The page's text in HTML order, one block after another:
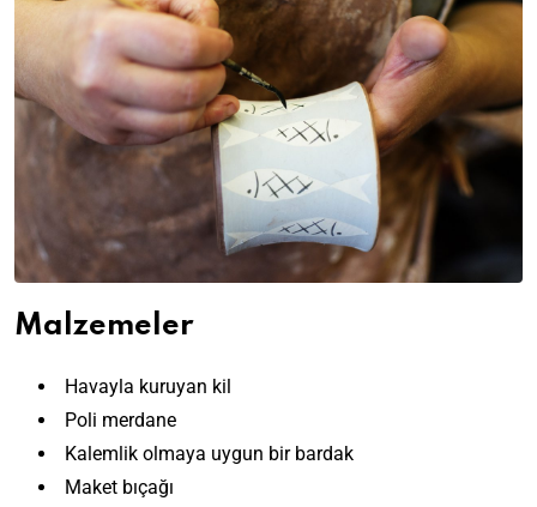
Malzemeler
Havayla kuruyan kil
Poli merdane
Kalemlik olmaya uygun bir bardak
Maket bıçağı